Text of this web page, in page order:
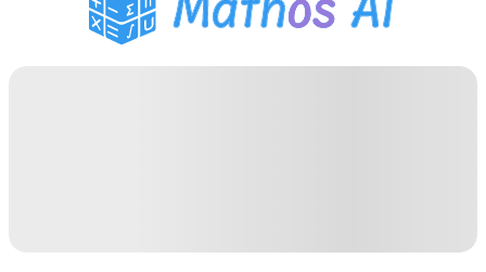
Помічник з домашнім
завданням PDF